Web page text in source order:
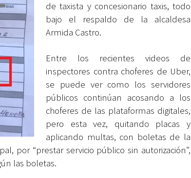
de taxista y concesionario taxis, todo
bajo el respaldo de la alcaldesa
Armida Castro.
Entre los recientes videos de
inspectores contra choferes de Uber,
se puede ver como los servidores
públicos continúan acosando a los
choferes de las plataformas digitales,
pero esta vez, quitando placas y
aplicando multas, con boletas de la
por “prestar servicio público sin autorización”,
las boletas.